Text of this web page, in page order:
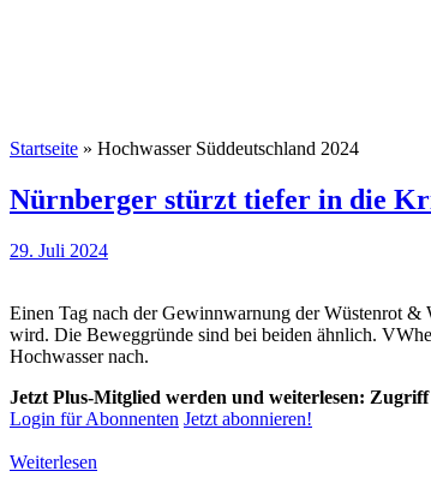
Startseite » Hochwasser Süddeutschland 2024
Nürnberger stürzt tiefer in die
29. Juli 2024
Einen Tag nach der Gewinnwarnung der Wüstenrot &
wird. Die Beweggründe sind bei beiden ähnlich.
Hochwasser nach.
Jetzt Plus-Mitglied werden und weiterlesen:
Login für Abonnenten Jetzt abonnieren!
Weiterlesen